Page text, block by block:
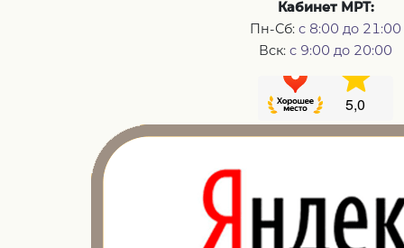
Кабинет МРТ:
Пн-Сб: с 8:00 до 21:00
Вск: с 9:00 до 20:00